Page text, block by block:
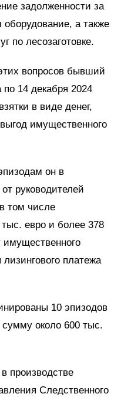
задолженности за
а также
по лесозаготовке.
вопросов бывший
по 14 декабря 2024
в виде денег,
имущественного
он в
руководителей
том числе
евро и более 378
имущественного
платежа
10 эпизодов
около 600 тыс.
производстве
Следственного